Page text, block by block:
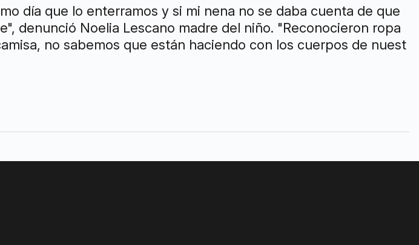
día que lo enterramos y si mi nena no se daba cuenta de que
denunció Noelia Lescano madre del niño. "Reconocieron ropa
no sabemos que están haciendo con los cuerpos de nuest